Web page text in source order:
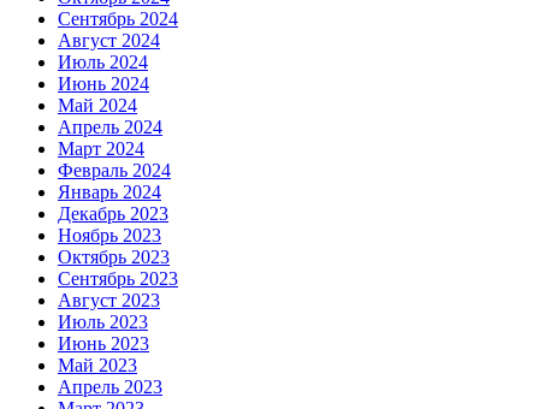
Сентябрь 2024
Август 2024
Июль 2024
Июнь 2024
Май 2024
Апрель 2024
Март 2024
Февраль 2024
Январь 2024
Декабрь 2023
Ноябрь 2023
Октябрь 2023
Сентябрь 2023
Август 2023
Июль 2023
Июнь 2023
Май 2023
Апрель 2023